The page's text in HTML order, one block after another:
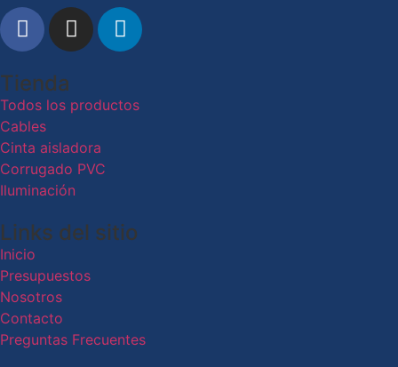
Tienda
Todos los productos
Cables
Cinta aisladora
Corrugado PVC
Iluminación
Links del sitio
Inicio
Presupuestos
Nosotros
Contacto
Preguntas Frecuentes